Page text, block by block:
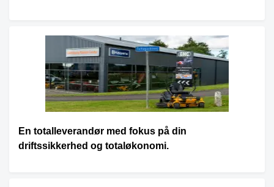
En totalleverandør med fokus på din
driftssikkerhed og totaløkonomi.